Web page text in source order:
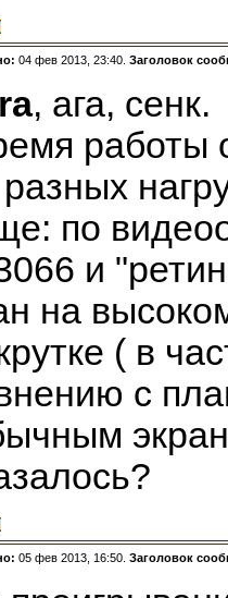
04 фев 2013, 23:40. Заголовок
, ага, сенк.
работы
по
и
на
( в
с
05 фев 2013, 16:50. Заголовок